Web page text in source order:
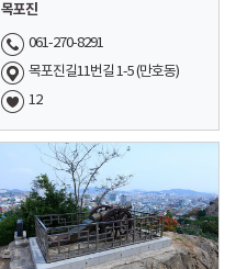
목포진
061-270-8291
목포진길11번길 1-5 (만호동)
12